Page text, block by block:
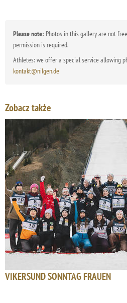
Please note: Photos in this gallery are not
permission is required.
Athletes: we offer a special service allowing
kontakt@nilgen.de
Zobacz także
VIKERSUND SONNTAG FRAUEN